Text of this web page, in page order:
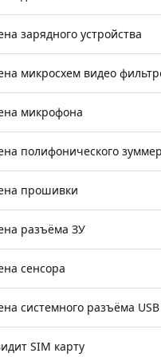
зарядного устройства
микросхем видео
микрофона
полифонического
прошивки
разъёма ЗУ
сенсора
системного разъёма USB
SIM карту